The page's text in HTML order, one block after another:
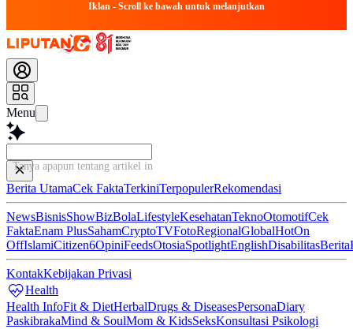
Iklan - Scroll ke bawah untuk melanjutkan
Menu
Tanya apapun tentang artikel ini...
Berita UtamaCek FaktaTerkiniTerpopulerRekomendasi
NewsBisnisShowBizBolaLifestyleKesehatanTeknoOtomotifCek
FaktaEnam PlusSahamCryptoTVFotoRegionalGlobalHotOn
OffIslamiCitizen6OpiniFeedsOtosiaSpotlightEnglishDisabilitasBerita
KontakKebijakan Privasi
Health
Health InfoFit & DietHerbalDrugs & DiseasesPersonaDiary
PaskibrakaMind & SoulMom & KidsSeksKonsultasi Psikologi